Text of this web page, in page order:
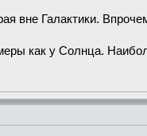
вне Галактики.
как у Солнца.